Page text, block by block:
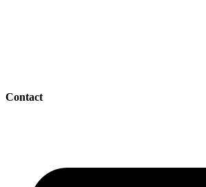
Contact